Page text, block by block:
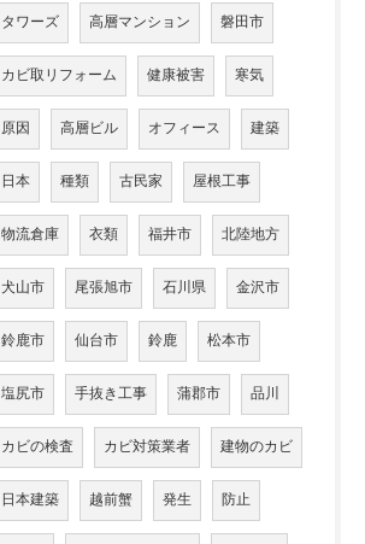
タワーズ 高層マンション 磐田市
カビ取リフォーム 健康被害 寒気
原因 高層ビル オフィース 建築
日本 種類 古民家 屋根工事
物流倉庫 衣類 福井市 北陸地方
犬山市 尾張旭市 石川県 金沢市
鈴鹿市 仙台市 鈴鹿 松本市
塩尻市 手抜き工事 蒲郡市 品川
カビの検査 カビ対策業者 建物のカビ
日本建築 越前蟹 発生 防止